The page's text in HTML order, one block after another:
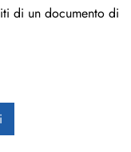
di un documento di